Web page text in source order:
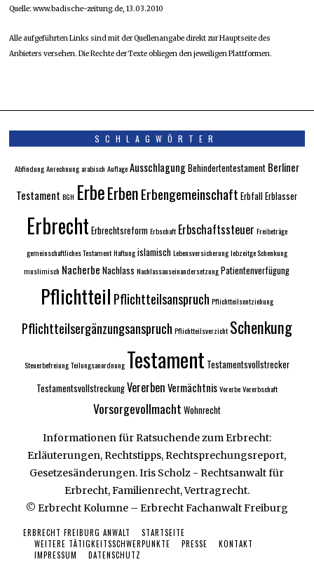
Quelle: www.badische-zeitung.de, 13.03.2010
Alle aufgeführten Links sind mit der Quellenangabe direkt zur Hauptseite des
Anbieters versehen. Die Rechte der Texte obliegen den jeweiligen Plattformen.
SCHLAGWÖRTER
AbfindungAnrechnungarabisch AuflageAusschlagungBehindertentestament Berliner
Testament BGH ErbeErbenErbengemeinschaft ErbfallErblasser
Erbrecht ErbrechtsreformErbschaft Erbschaftssteuer Freibeträge
gemeinschaftliches TestamentHaftungislamischLebensversicherunglebzeitge Schenkung
muslimisch Nacherbe Nachlass NachlassauseinandersetzungPatientenverfügung
Pflichtteil Pflichtteilsanspruch Pflichtteilsentziehung
Pflichtteilsergänzungsanspruch Pflichtteilsverzicht Schenkung
SteuerbefreiungTeilungsanordnung Testament Testamentsvollstrecker
TestamentsvollstreckungVererbenVermächtnisVorerbeVorerbschaft
Vorsorgevollmacht Wohnrecht
Informationen für Ratsuchende zum Erbrecht:
Erläuterungen, Rechtstipps, Rechtsprechungsreport,
Gesetzesänderungen. Iris Scholz - Rechtsanwalt für
Erbrecht, Familienrecht, Vertragrecht.
© Erbrecht Kolumne – Erbrecht Fachanwalt Freiburg
ERBRECHT FREIBURG ANWALT
STARTSEITE
WEITERE TÄTIGKEITSSCHWERPUNKTE
PRESSE
KONTAKT
IMPRESSUM
DATENSCHUTZ